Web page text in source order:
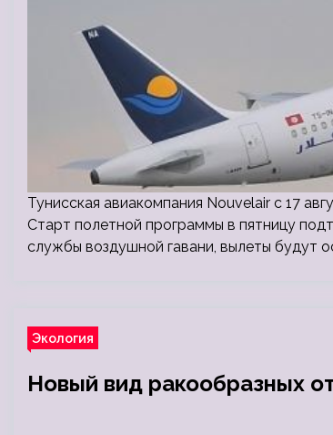
Тунисская авиакомпания Nouvelair с 17
Старт полетной программы в пятницу
службы воздушной гавани, вылеты будут
Экология
Новый вид ракообразных